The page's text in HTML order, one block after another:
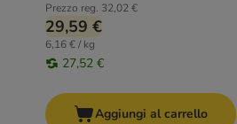
Prezzo reg. 32,02 €
29,59 €
6,16 € / kg
27,52 €
Aggiungi al carrello